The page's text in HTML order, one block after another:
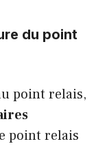
du point
point relais,
point relais